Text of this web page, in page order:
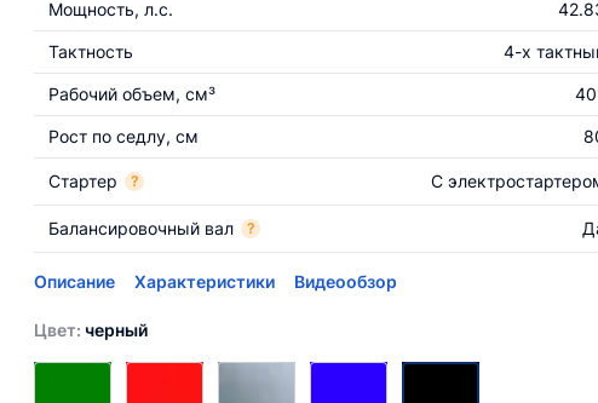
Мощность, л.с.
Тактность 4-х
Рабочий объем, см³
Рост по седлу, см
Стартер ? С
Балансировочный вал ?
Описание Характеристики Видеообзор
Цвет: черный